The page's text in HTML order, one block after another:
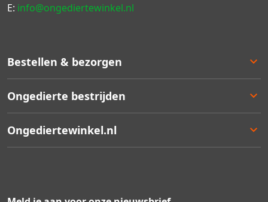
Bestellen & bezorgen
Bestellen
Bezorgen
Ongedierte bestrijden
Ongedierte keuzelulp
Ongediertewinkel.nl
E: info@ongediertewinkel.nl